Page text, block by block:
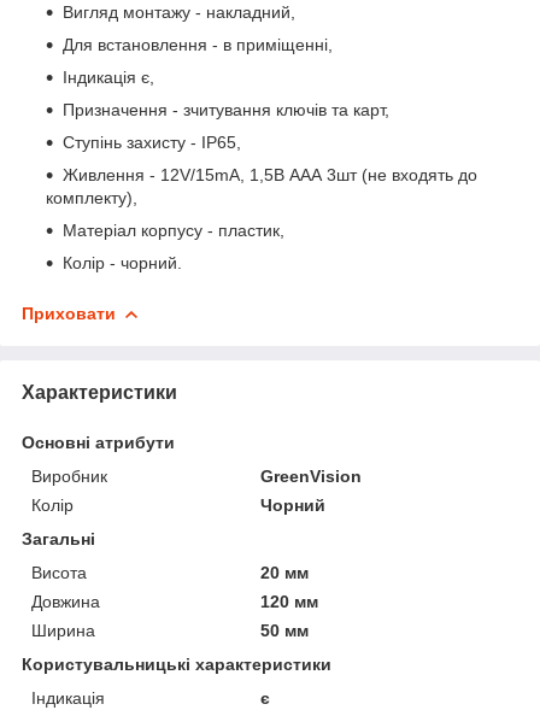
Вигляд монтажу - накладний,
Для встановлення - в приміщенні,
Індикація є,
Призначення - зчитування ключів та карт,
Ступінь захисту - IP65,
Живлення - 12V/15mA, 1,5В ААА 3шт (не входять до
комплекту),
Матеріал корпусу - пластик,
Колір - чорний.
Приховати
Характеристики
Основні атрибути
Виробник
GreenVision
Колір
Чорний
Загальні
Висота
20 мм
Довжина
120 мм
Ширина
50 мм
Користувальницькі характеристики
Індикація
є